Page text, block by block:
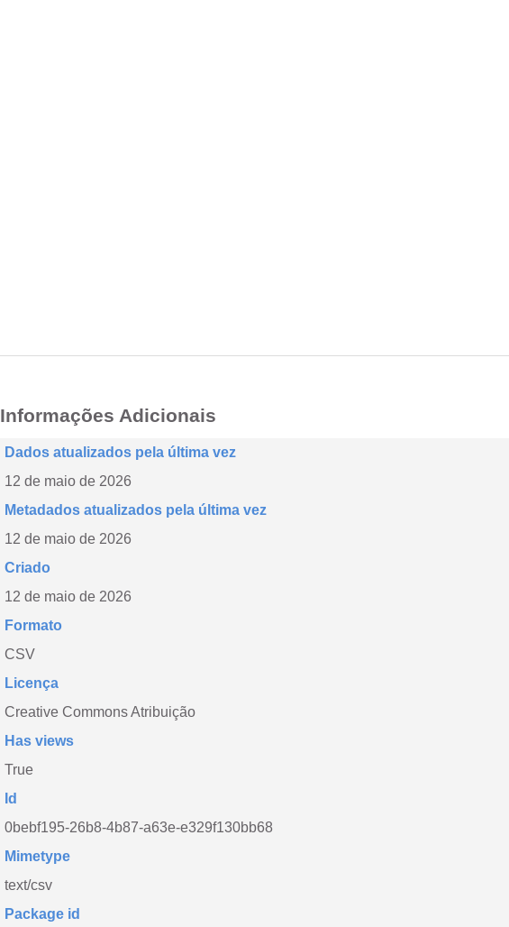
Informações Adicionais
Dados atualizados pela última vez
12 de maio de 2026
Metadados atualizados pela última vez
12 de maio de 2026
Criado
12 de maio de 2026
Formato
CSV
Licença
Creative Commons Atribuição
Has views
True
Id
0bebf195-26b8-4b87-a63e-e329f130bb68
Mimetype
text/csv
Package id